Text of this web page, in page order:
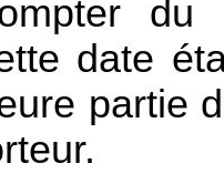
date
partie